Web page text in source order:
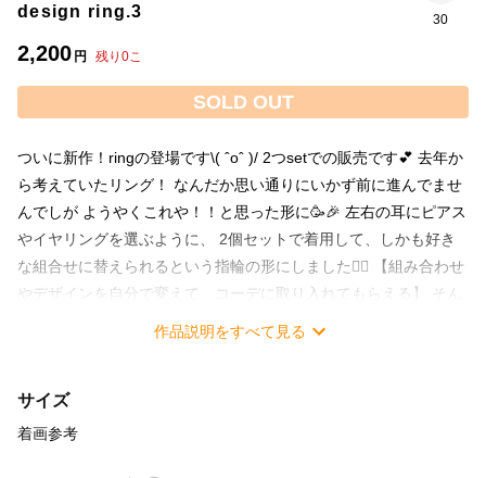
design ring.3
2,200 円 残り 0こ
30
SOLD OUT
ついに新作！ringの登場です\( ˆoˆ )/ 2つsetでの販売です︎💕 去年か
ら考えていたリング！ なんだか思い通りにいかず前に進んでませ
んでしが ようやくこれや！！と思った形に🥳🎉 左右の耳にピアス
やイヤリングを選ぶように、 2個セットで着用して、しかも好き
な組合せに替えられるという指輪の形にしました❤️‍🔥 【組み合わせ
やデザインを自分で変えて、コーデに取り入れてもらえる】 そん
なdesign.のコンセプトを指輪にも🧡ˎˊ˗ サイズ約10号(裏側開いて
ので強い衝撃や、 開け閉めを繰り返していると壊れてしまいます
のでご注意下さい🙇‍♀️ また、裏側コーティングをすることにより開
作品説明をすべて見る
サイズ
着画参考